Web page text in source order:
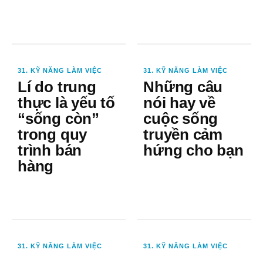
31. KỸ NĂNG LÀM VIỆC
Lí do trung
thực là yếu tố
“sống còn”
trong quy
trình bán
hàng
31. KỸ NĂNG LÀM VIỆC
Những câu
nói hay về
cuộc sống
truyền cảm
hứng cho bạn
31. KỸ NĂNG LÀM VIỆC 31. KỸ NĂNG LÀM VIỆC